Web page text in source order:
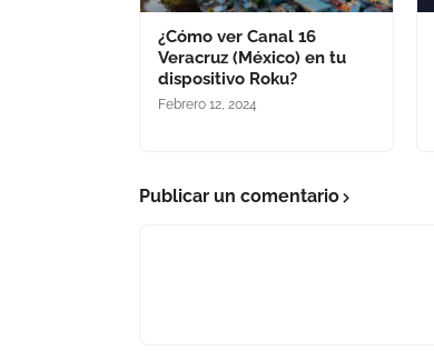
¿Cómo ver Canal 16
Veracruz (México) en tu
dispositivo Roku?
Febrero 12, 2024
Publicar un comentario